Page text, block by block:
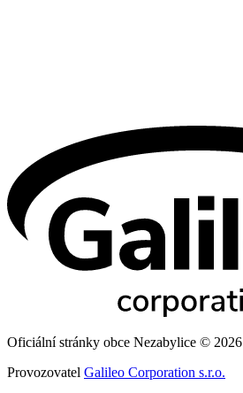
Oficiální stránky obce Nezabylice © 2026
Provozovatel Galileo Corporation s.r.o.